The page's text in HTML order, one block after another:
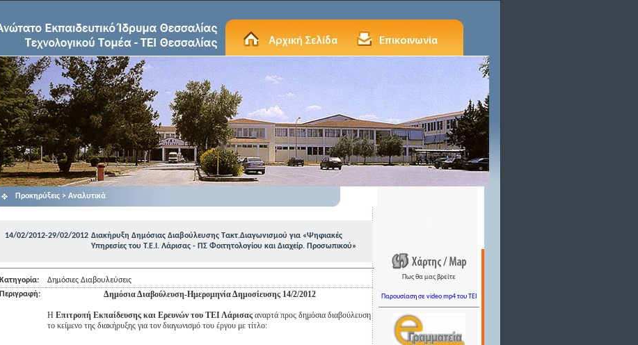
Προκηρύξεις > Αναλυτικά
14/02/2012-29/02/2012 Διακήρυξη Δημόσιας Διαβούλευσης Τακτ.Διαγωνισμού για «Ψηφιακές
Υπηρεσίες του Τ.Ε.Ι. Λάρισας - ΠΣ Φοιτητολογίου και Διαχείρ. Προσωπικού»
Κατηγορία:
Δημόσιες Διαβουλεύσεις
Περιγραφή:
Δημόσια Διαβούλευση-Ημερομηνία Δημοσίευσης 14/2/2012
H Επιτροπή Εκπαίδευσης και Ερευνών του ΤΕΙ Λάρισας αναρτά προς δημόσια διαβούλευση
το κείμενο της διακήρυξης για τον διαγωνισμό του έργου με τίτλο:
Πως θα μας βρείτε
Παρουσίαση σε video mp4 του TEI